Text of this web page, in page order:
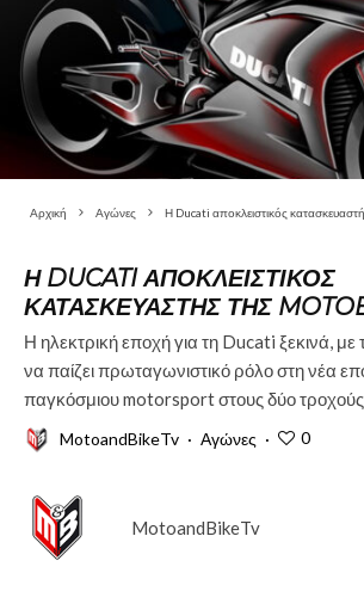
Αρχική Αγώνες Η Ducati αποκλειστικός
Η DUCATI ΑΠΟΚΛΕΙΣΤΙΚΌΣ
ΚΑΤΑΣΚΕΥΑΣΤΉΣ ΤΗΣ
Η ηλεκτρική εποχή για τη Ducati ξεκινά, με
να παίζει πρωταγωνιστικό ρόλο στη νέα
παγκόσμιου motorsport στους δύο
MotoandBikeTv · Αγώνες · 0
MotoandBikeTv